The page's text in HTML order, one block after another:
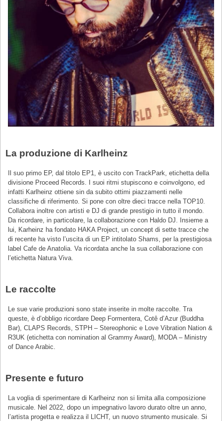
La produzione di Karlheinz
Il suo primo EP, dal titolo EP1, è uscito con TrackPark, etichetta della
divisione Proceed Records. I suoi ritmi stupiscono e coinvolgono, ed
infatti Karlheinz ottiene sin da subito ottimi piazzamenti nelle
classifiche di riferimento. Si pone con oltre dieci tracce nella TOP10.
Collabora inoltre con artisti e DJ di grande prestigio in tutto il mondo.
Da ricordare, in particolare, la collaborazione con Haldo DJ. Insieme a
lui, Karheinz ha fondato HAKA Project, un concept di sette tracce che
di recente ha visto l’uscita di un EP intitolato Shams, per la prestigiosa
label Cafe de Anatolia. Va ricordata anche la sua collaborazione con
l’etichetta Natura Viva.
Le raccolte
Le sue varie produzioni sono state inserite in molte raccolte. Tra
queste, è d’obbligo ricordare Deep Formentera, Cotê d’Azur (Buddha
Bar), CLAPS Records, STPH – Stereophonic e Love Vibration Nation &
R3UK (etichetta con nomination al Grammy Award), MODA – Ministry
of Dance Arabic.
Presente e futuro
La voglia di sperimentare di Karlheinz non si limita alla composizione
musicale. Nel 2022, dopo un impegnativo lavoro durato oltre un anno,
l’artista progetta e realizza il LICHT, un nuovo strumento musicale. Si